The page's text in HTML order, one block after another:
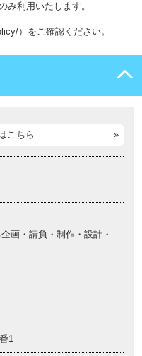
利用いたします。
）をご確認ください。
こちら
画・請負・制作・設計・
1